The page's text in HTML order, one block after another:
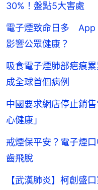
30%！盤點5大害處
電子煙致命日多
影響公眾健康？
吸食電子煙肺部疤痕
成全球首個病例
中國要求網店停止銷
心健康」
戒煙保平安？電子煙
齒飛脫
【武漢肺炎】柯創盛